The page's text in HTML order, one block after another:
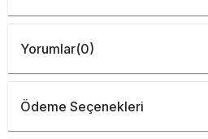
Yorumlar(0)
Ödeme Seçenekleri